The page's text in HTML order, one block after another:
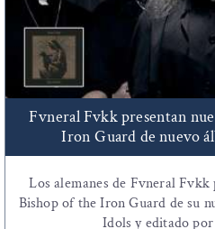
Fvneral Fvkk presentan
Iron Guard de nuevo
Los alemanes de Fvneral Fvkk
Bishop of the Iron Guard de su
Idols y editado